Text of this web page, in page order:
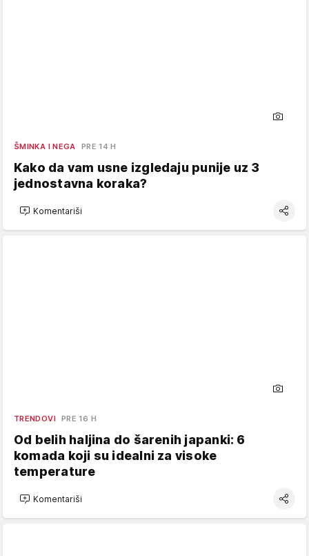
ŠMINKA I NEGA PRE 14 H
Kako da vam usne izgledaju punije uz 3
jednostavna koraka?
Komentariši
TRENDOVI PRE 16 H
Od belih haljina do šarenih japanki: 6
komada koji su idealni za visoke
temperature
Komentariši